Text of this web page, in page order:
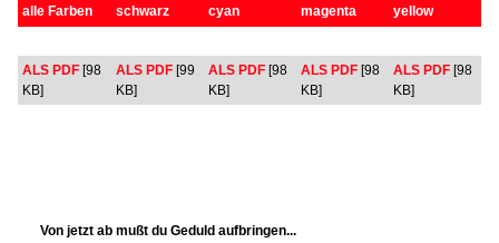
alle Farben
schwarz
cyan
magenta
yellow
ALS PDF [98
KB]
ALS PDF [99
KB]
ALS PDF [98
KB]
ALS PDF [98
KB]
ALS PDF [98
KB]
Von jetzt ab mußt du Geduld aufbringen...